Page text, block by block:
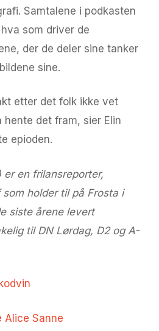
Samtalene i podkasten
som driver de
der de deler sine tanker
sine.
etter det folk ikke vet
det fram, sier Elin
epioden.
en frilansreporter,
holder til på Frosta i
siste årene levert
til DN Lørdag, D2 og A-
Alice Sanne